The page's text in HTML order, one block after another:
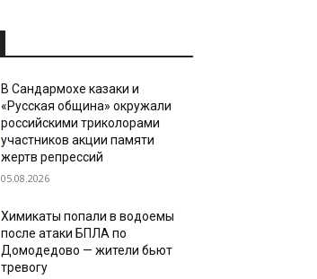
В Сандармохе казаки и
«Русская община» окружали
российскими триколорами
участников акции памяти
жертв репрессий
05.08.2026
Химикаты попали в водоемы
после атаки БПЛА по
Домодедово — жители бьют
тревогу